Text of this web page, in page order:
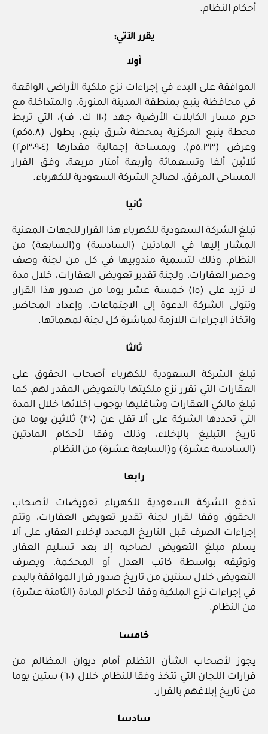
أحكام النظام.
يقرر الآتي:
أولا
الموافقة على البدء في إجراءات نزع ملكية الأراضي الواقعة
في محافظة ينبع بمنطقة المدينة المنورة، والمتداخلة مع
حرم مسار الكابلات الأرضية جهد (١١٠ ك. ف)، التي تربط
محطة ينبع المركزية بمحطة شرق ينبع، بطول (٥.٨كم)
وعرض (٥.٣٣م)، وبمساحة إجمالية مقدارها (٣٠٩٠٤م٢)
ثلاثين ألفا وتسعمائة وأربعة أمتار مربعة، وفق القرار
المساحي المرفق، لصالح الشركة السعودية للكهرباء.
ثانيا
تبلغ الشركة السعودية للكهرباء هذا القرار للجهات المعنية
المشار إليها في المادتين (السادسة) و(السابعة) من
النظام، وذلك لتسمية مندوبيها في كل من لجنة وصف
وحصر العقارات، ولجنة تقدير تعويض العقارات، خلال مدة
لا تزيد على (١٥) خمسة عشر يوما من صدور هذا القرار،
وتتولى الشركة الدعوة إلى الاجتماعات، وإعداد المحاضر،
واتخاذ الإجراءات اللازمة لمباشرة كل لجنة لمهماتها.
ثالثا
تبلغ الشركة السعودية للكهرباء أصحاب الحقوق على
العقارات التي تقرر نزع ملكيتها بالتعويض المقدر لهم، كما
تبلغ مالكي العقارات وشاغليها بوجوب إخلائها خلال المدة
التي تحددها الشركة على ألا تقل عن (٣٠) ثلاثين يوما من
تاريخ التبليغ بالإخلاء، وذلك وفقا لأحكام المادتين
(السادسة عشرة) و(السابعة عشرة) من النظام.
رابعا
تدفع الشركة السعودية للكهرباء تعويضات لأصحاب
الحقوق وفقا لقرار لجنة تقدير تعويض العقارات، وتتم
إجراءات الصرف قبل التاريخ المحدد لإخلاء العقار، على ألا
يسلم مبلغ التعويض لصاحبه إلا بعد تسليم العقار،
وتوثيقه بواسطة كاتب العدل أو المحكمة، ويصرف
التعويض خلال سنتين من تاريخ صدور قرار الموافقة بالبدء
في إجراءات نزع الملكية وفقا لأحكام المادة (الثامنة عشرة)
من النظام.
خامسا
يجوز لأصحاب الشأن التظلم أمام ديوان المظالم من
قرارات اللجان التي تتخذ وفقا للنظام، خلال (٦٠) ستين يوما
من تاريخ إبلاغهم بالقرار.
سادسا